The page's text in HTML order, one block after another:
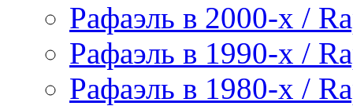
Рафаэль в 2000-х /
Рафаэль в 1990-х /
Рафаэль в 1980-х /